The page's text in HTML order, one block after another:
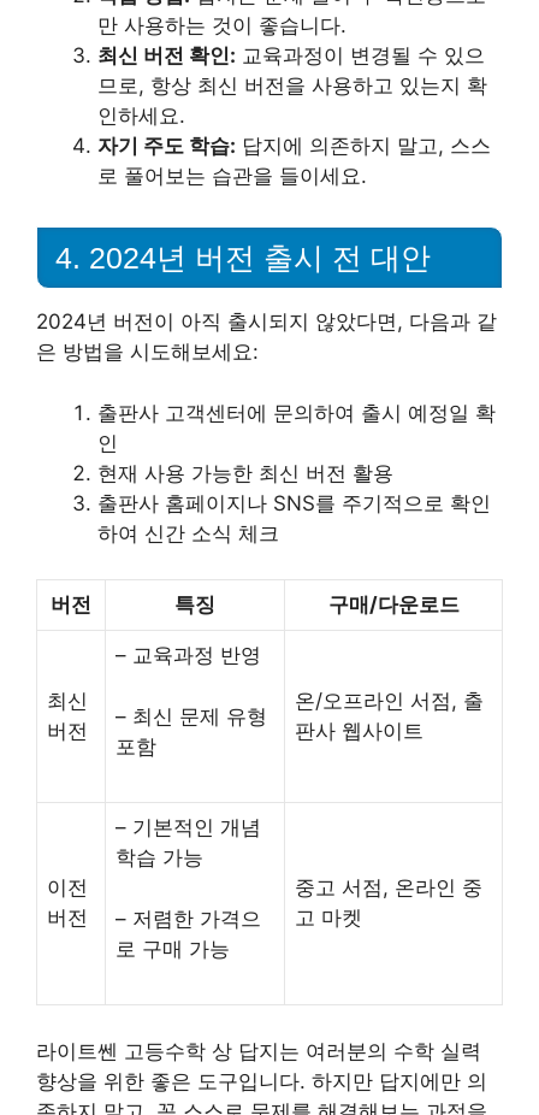
만 사용하는 것이 좋습니다.
최신 버전 확인: 교육과정이 변경될 수 있으
므로, 항상 최신 버전을 사용하고 있는지 확
인하세요.
자기 주도 학습: 답지에 의존하지 말고, 스스
로 풀어보는 습관을 들이세요.
4. 2024년 버전 출시 전 대안
2024년 버전이 아직 출시되지 않았다면, 다음과 같
은 방법을 시도해보세요:
출판사 고객센터에 문의하여 출시 예정일 확
인
현재 사용 가능한 최신 버전 활용
출판사 홈페이지나 SNS를 주기적으로 확인
하여 신간 소식 체크
버전 특징 구매/다운로드
최신
버전
– 교육과정 반영
– 최신 문제 유형
포함
온/오프라인 서점, 출
판사 웹사이트
이전
버전
– 기본적인 개념
학습 가능
– 저렴한 가격으
로 구매 가능
중고 서점, 온라인 중
고 마켓
라이트쎈 고등수학 상 답지는 여러분의 수학 실력
향상을 위한 좋은 도구입니다. 하지만 답지에만 의